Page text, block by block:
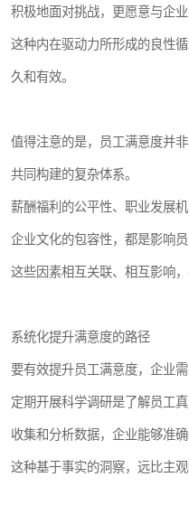
积极地面对挑战，更愿意与企业
这种内在驱动力所形成的良性
久和有效。
值得注意的是，员工满意度并
共同构建的复杂体系。
薪酬福利的公平性、职业发展
企业文化的包容性，都是影响员
这些因素相互关联、相互影响
系统化提升满意度的路径
要有效提升员工满意度，企业
定期开展科学调研是了解员工
收集和分析数据，企业能够准
这种基于事实的洞察，远比主观